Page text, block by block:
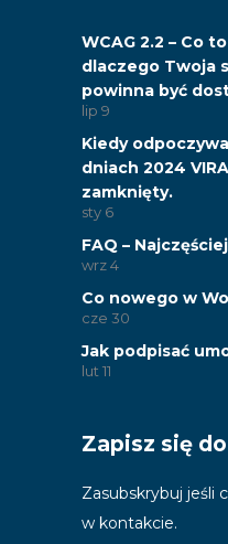
WCAG 2.2 – Co
dlaczego Twoja
powinna być
lip 9
Kiedy
dniach 2024
zamknięty.
sty 6
FAQ –
wrz4
Co nowego w
cze 30
Jak podpisać
lut 11
Zapisz się
Zasubskrybuj jeśli
w kontakcie.